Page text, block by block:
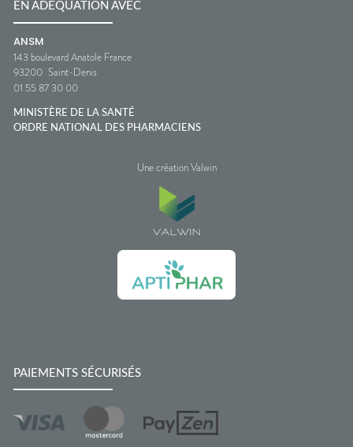
EN ADÉQUATION AVEC
ANSM
143 boulevard Anatole France
93200 Saint-Denis
01 55 87 30 00
MINISTÈRE DE LA SANTÉ
ORDRE NATIONAL DES PHARMACIENS
Une création Valwin
PAIEMENTS SÉCURISÉS